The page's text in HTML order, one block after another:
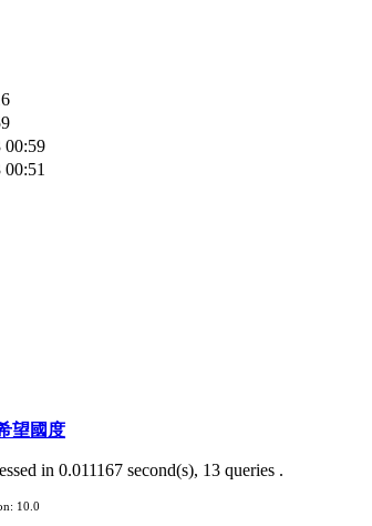
00:59
望國度
in 0.011167 second(s), 13 queries .
10.0